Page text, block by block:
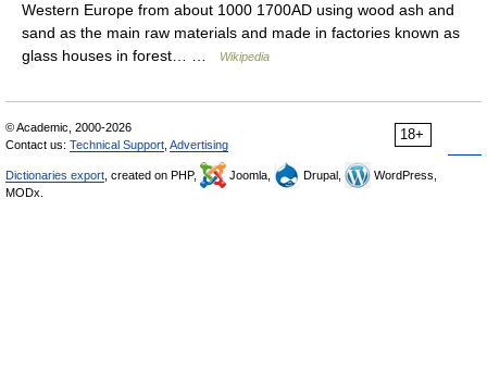
Western Europe from about 1000 1700AD using wood ash and
sand as the main raw materials and made in factories known as
glass houses in forest… …
Wikipedia
18+
© Academic, 2000-2026
Contact us: Technical Support Advertising
Dictionaries export , created on PHP, Joomla, Drupal,
WordPress,
MODx.